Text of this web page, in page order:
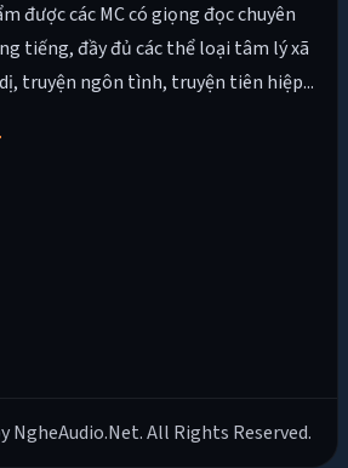
được các MC có giọng đọc chuyên
tiếng, đầy đủ các thể loại tâm lý xã
truyện ngôn tình, truyện tiên hiệp...
NgheAudio.Net. All Rights Reserved.